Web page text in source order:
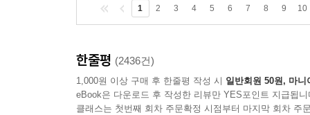
1 2 3 4 5 6 7 8 9 10
한줄평 (2436건)
1,000원 이상 구매 후 한줄평 작성 시 일반회원 50원, 마니
eBook은 다운로드 후 작성한 리뷰만 YES포인트 지급됩니
클래스는 첫번째 회차 주문확정 시점부터 마지막 회차 주